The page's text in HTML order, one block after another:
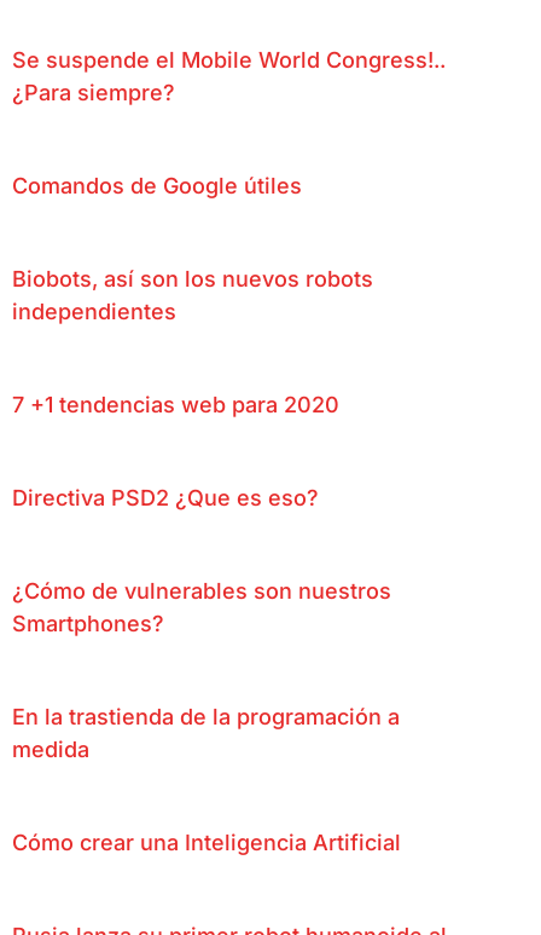
Se suspende el Mobile World Congress!..
¿Para siempre?
Comandos de Google útiles
Biobots, así son los nuevos robots
independientes
7 +1 tendencias web para 2020
Directiva PSD2 ¿Que es eso?
¿Cómo de vulnerables son nuestros
Smartphones?
En la trastienda de la programación a
medida
Cómo crear una Inteligencia Artificial